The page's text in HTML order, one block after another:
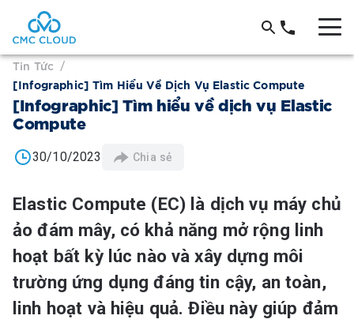
Tin Tức /
[Infographic] Tìm Hiểu Về Dịch Vụ Elastic Compute
[Infographic] Tìm hiểu về dịch vụ Elastic
Compute
30/10/2023 Chia sẻ
Elastic Compute (EC) là dịch vụ máy chủ
ảo đám mây, có khả năng mở rộng linh
hoạt bất kỳ lúc nào và xây dựng môi
trường ứng dụng đáng tin cậy, an toàn,
linh hoạt và hiệu quả. Điều này giúp đảm